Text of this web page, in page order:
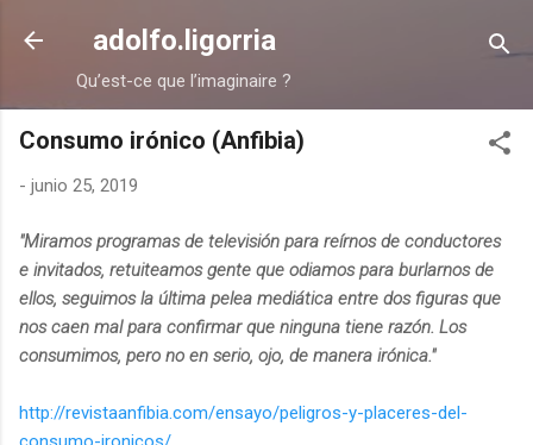
Ir al contenido principal
adolfo.ligorria
Qu’est-ce que l’imaginaire ?
Consumo irónico (Anfibia)
- junio 25, 2019
"Miramos programas de televisión para reírnos de conductores
e invitados, retuiteamos gente que odiamos para burlarnos de
ellos, seguimos la última pelea mediática entre dos figuras que
nos caen mal para confirmar que ninguna tiene razón. Los
consumimos, pero no en serio, ojo, de manera irónica."
http://revistaanfibia.com/ensayo/peligros-y-placeres-del-